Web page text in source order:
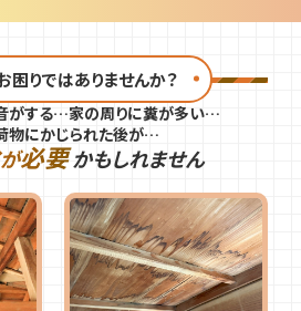
困りではありませんか？
がする…家の周りに糞が多い…
物にかじられた後が…
が必要かもしれません